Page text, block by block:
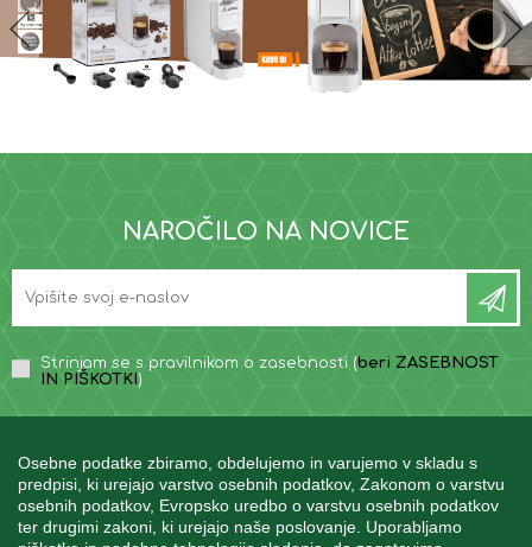
Osebne podatke zbiramo, obdelujemo in varujemo v skladu s
predpisi, ki urejajo varstvo osebnih podatkov, Zakonom o varstvu
osebnih podatkov, Evropsko uredbo o varstvu osebnih podatkov
ter drugimi zakoni, ki urejajo naše poslovanje. Uporabljamo
NAROČILO NA NOVICE
Strinjam se s pravilnikom o zasebnosti (beri ZASEBNOST
IN PIŠKOTKI )
INFORMACIJE